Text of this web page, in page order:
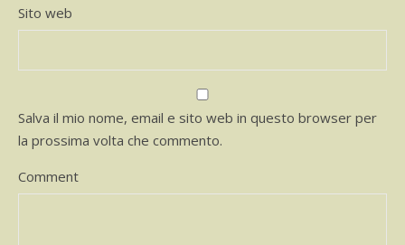
Sito web
Salva il mio nome, email e sito web in questo browser per
la prossima volta che commento.
Comment